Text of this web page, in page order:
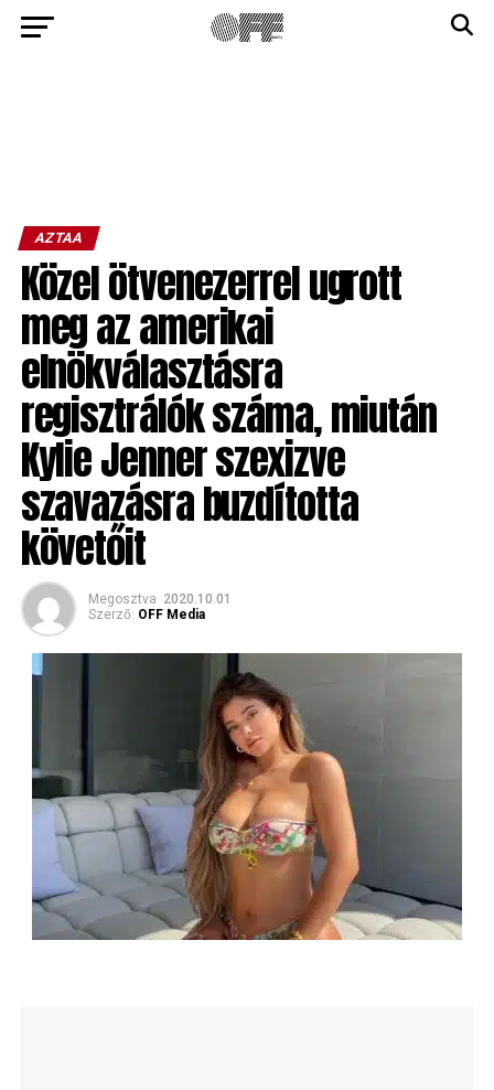
AZTAA
Közel ötvenezerrel ugrott
meg az amerikai
elnökválasztásra
regisztrálók száma, miután
Kylie Jenner szexizve
szavazásra buzdította
követőit
Megosztva 2020.10.01
Szerző: OFF Media